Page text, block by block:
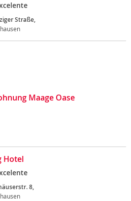
Straße,
Maage Oase
Hotel
8,